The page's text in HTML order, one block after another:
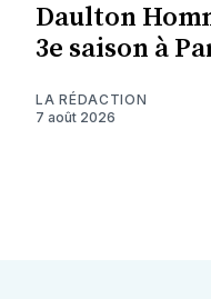
Daulton
3e saison à
LA RÉDACTION
7 août 2026